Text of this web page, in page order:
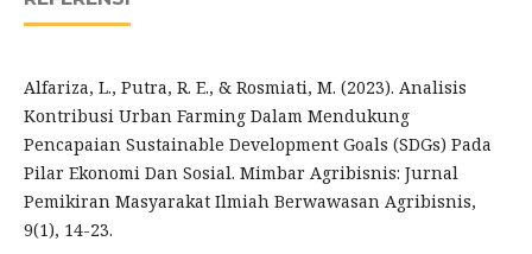
Alfariza, L., Putra, R. E., & Rosmiati, M. (2023). Analisis
Kontribusi Urban Farming Dalam Mendukung
Pencapaian Sustainable Development Goals (SDGs) Pada
Pilar Ekonomi Dan Sosial. Mimbar Agribisnis: Jurnal
Pemikiran Masyarakat Ilmiah Berwawasan Agribisnis,
9(1), 14-23.